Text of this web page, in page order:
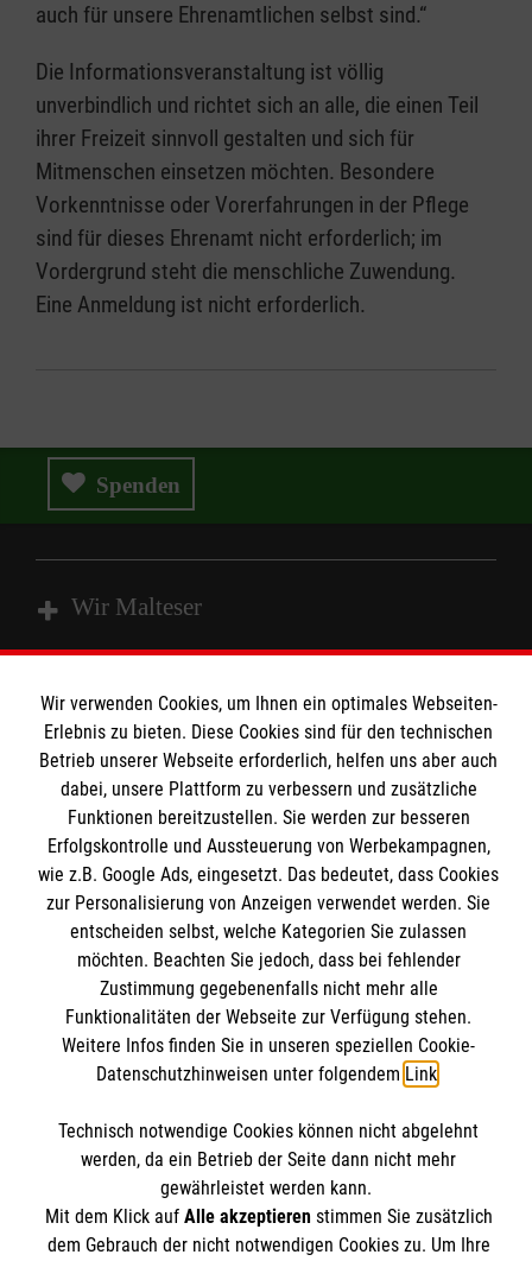
auch für unsere Ehrenamtlichen selbst sind.“
Die Informationsveranstaltung ist völlig
unverbindlich und richtet sich an alle, die einen Teil
ihrer Freizeit sinnvoll gestalten und sich für
Mitmenschen einsetzen möchten. Besondere
Vorkenntnisse oder Vorerfahrungen in der Pflege
sind für dieses Ehrenamt nicht erforderlich; im
Vordergrund steht die menschliche Zuwendung.
Eine Anmeldung ist nicht erforderlich.
Spenden
Wir Malteser
Wir Malteser
Spenden und Helfen
Angebote und Leistungen
Unsere Kurse
Mitarbeiten &Stellenangebote
Informationen
Informationen
Kontakt
Impressum
Datenschutz
Malteser online
Malteser online
Malteserorden
Malteser Jugend
Mediathek
Sharepoint
Spendenkonto
Spendenkonto
Empfänger: Malteser Hilfsdienst e.V.
Verwendungszweck: "Malteser Warendorf"
IBAN: DE36 3706 0120 1201 2148 70
Soziale Netzwerke
Der Malteser Hilfsdienst e.V. ist als eingetragene
Wir verwenden Cookies, um Ihnen ein optimales Webseiten-
Erlebnis zu bieten. Diese Cookies sind für den technischen
Betrieb unserer Webseite erforderlich, helfen uns aber auch
dabei, unsere Plattform zu verbessern und zusätzliche
Funktionen bereitzustellen. Sie werden zur besseren
Erfolgskontrolle und Aussteuerung von Werbekampagnen,
wie z.B. Google Ads, eingesetzt. Das bedeutet, dass Cookies
zur Personalisierung von Anzeigen verwendet werden. Sie
entscheiden selbst, welche Kategorien Sie zulassen
möchten. Beachten Sie jedoch, dass bei fehlender
Zustimmung gegebenenfalls nicht mehr alle
Funktionalitäten der Webseite zur Verfügung stehen.
Weitere Infos finden Sie in unseren speziellen Cookie-
Datenschutzhinweisen unter folgendem Link.
Technisch notwendige Cookies können nicht abgelehnt
werden, da ein Betrieb der Seite dann nicht mehr
gewährleistet werden kann.
Mit dem Klick auf Alle akzeptierenstimmen Sie zusätzlich
dem Gebrauch der nicht notwendigen Cookies zu. Um Ihre